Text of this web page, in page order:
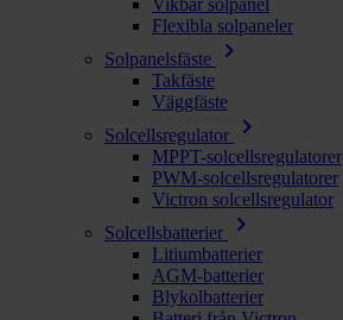
Vikbar solpanel
Flexibla solpaneler
Solpanelsfäste
chevron_right
Takfäste
Väggfäste
Solcellsregulator
chevron_right
MPPT-solcellsregulatorer
PWM-solcellsregulatorer
Victron solcellsregulator
Solcellsbatterier
chevron_right
Litiumbatterier
AGM-batterier
Blykolbatterier